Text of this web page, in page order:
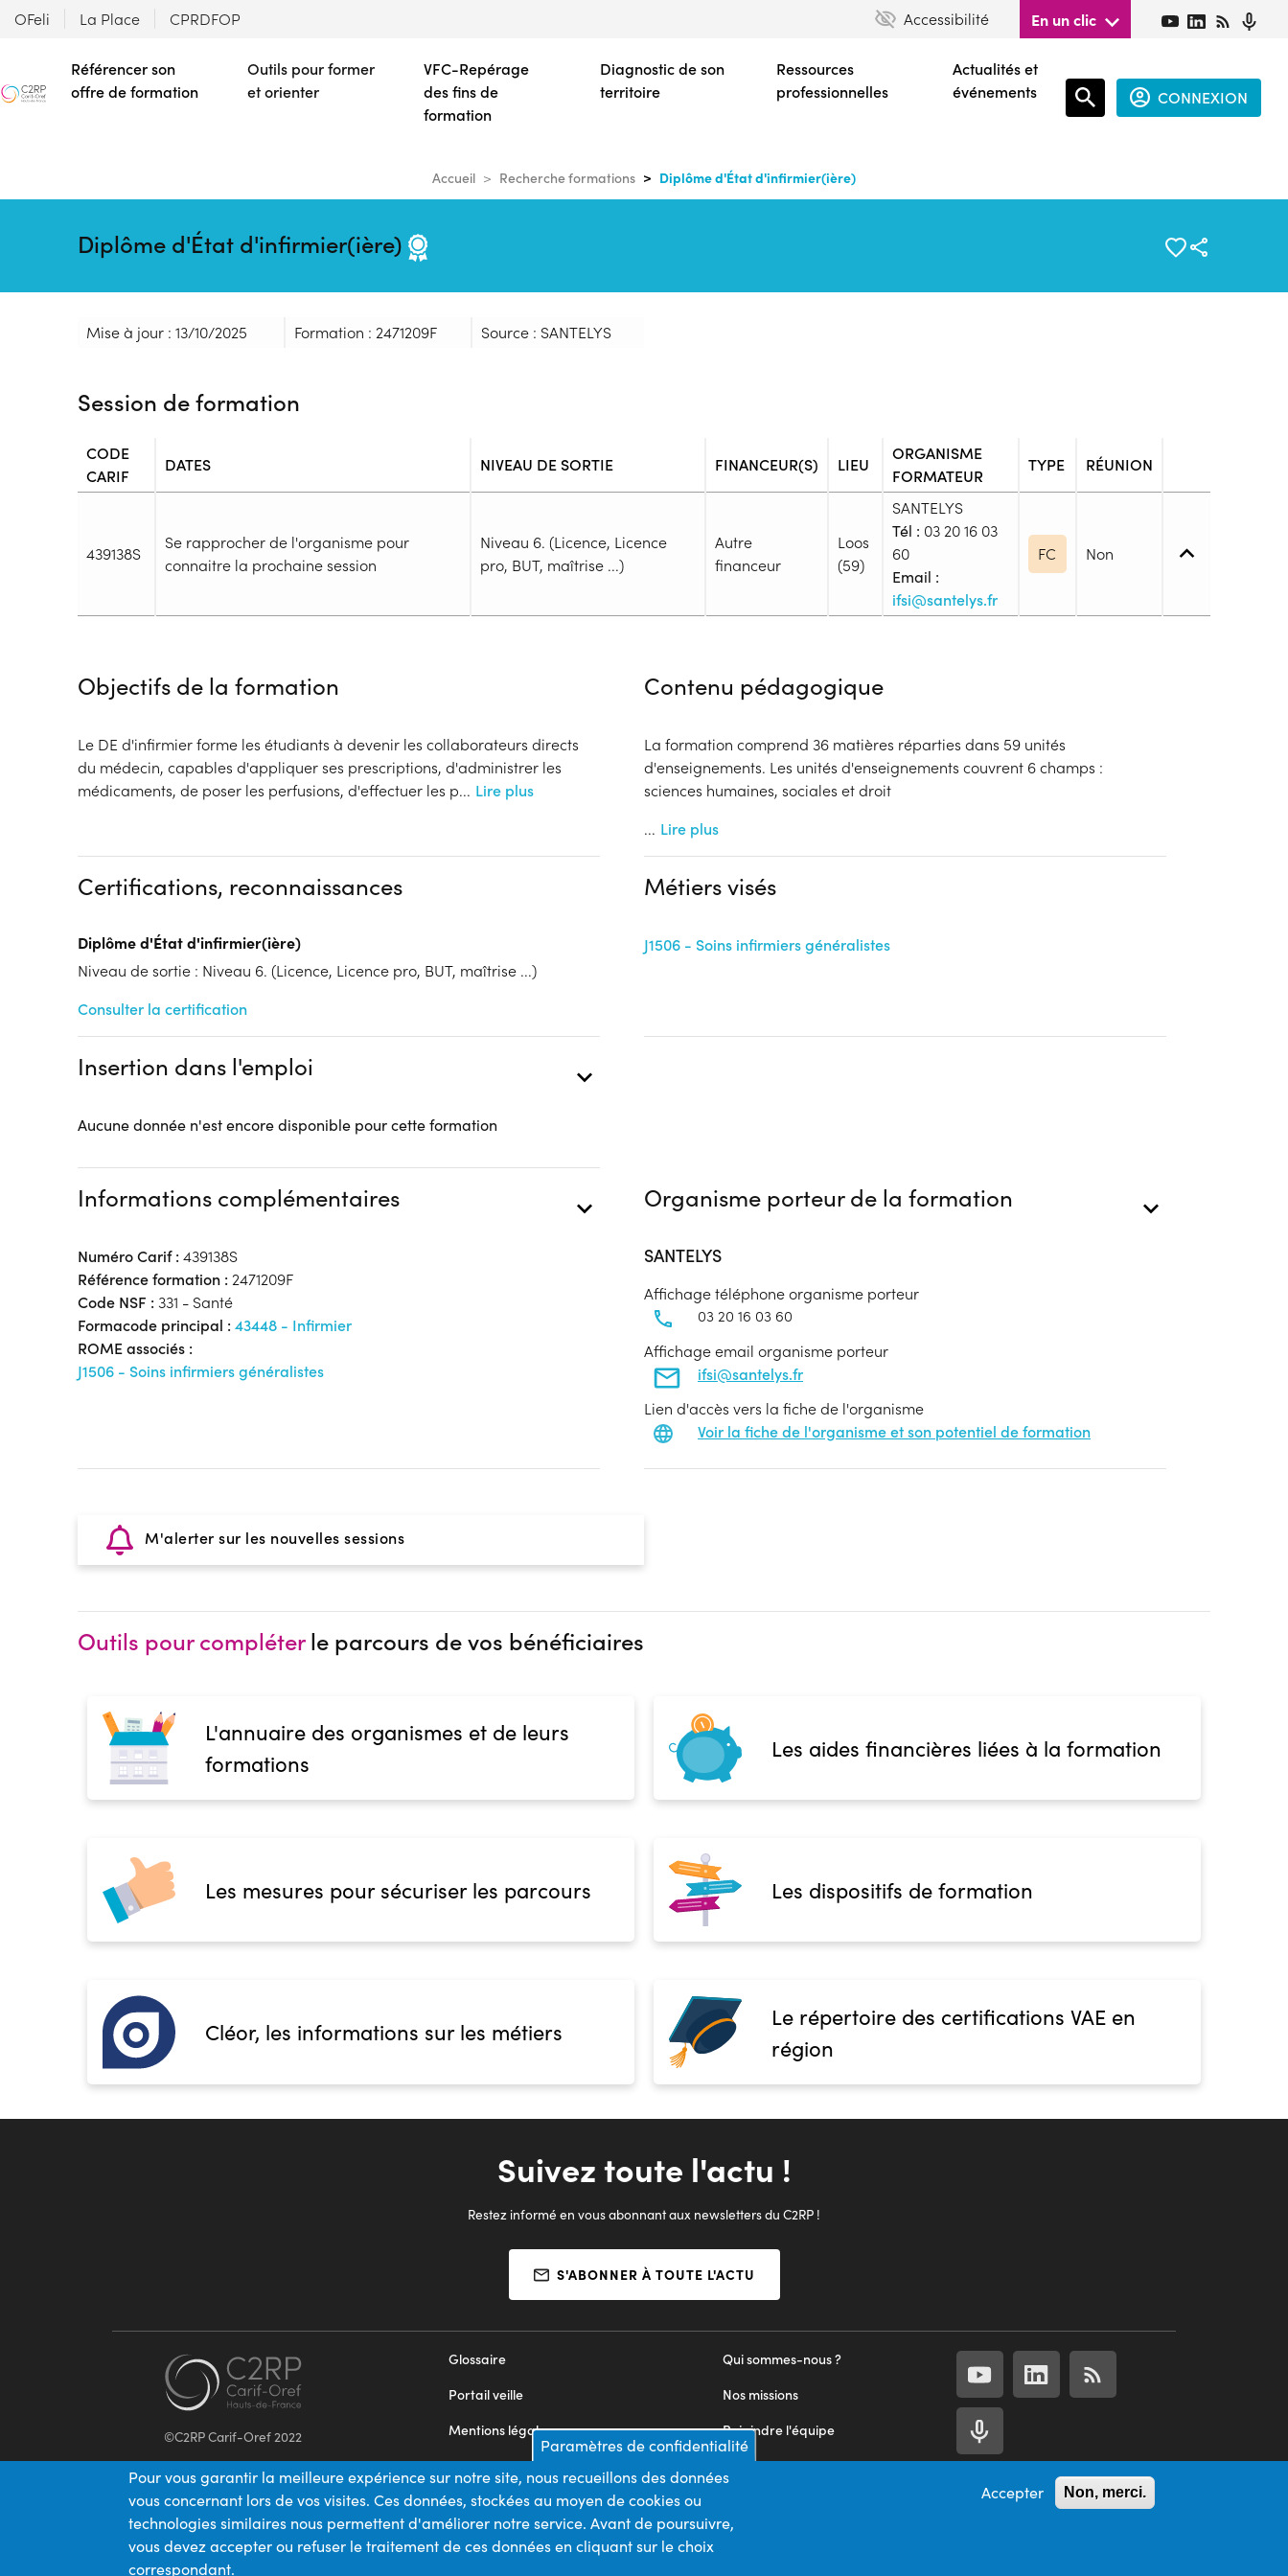
contenu
principal
OFeli La Place CPRDFOP Accessibilité En un clic
Référencer son
offre de formation
Outils pour former
et orienter
VFC-Repérage
des fins de
formation
Diagnostic de son
territoire
Ressources
professionnelles
Actualités et
événements
CONNEXION
Accueil Recherche formations Diplôme d'État d'infirmier(ière)
Diplôme d'État d'infirmier(ière)
Mise à jour : 13/10/2025 Formation : 2471209F Source : SANTELYS
Session de formation
CODE
CARIF
DATES NIVEAU DE SORTIE FINANCEUR(S) LIEU
ORGANISME
FORMATEUR
TYPE RÉUNION
439138S
Se rapprocher de l'organisme pour
connaitre la prochaine session
Niveau 6. (Licence, Licence
pro, BUT, maîtrise ...)
Autre
financeur
Loos
(59)
SANTELYS
Tél : 03 20 16 03
60
Email :
ifsi@santelys.fr
FC Non
Durée en centre :2100h
Rythme :
Temps plein
Type de parcours :Parcours collectif
Modalités d'enseignement :
Lieu de formation
351 Rue Ambroise Paré
Parc Eurasanté
Accès handicap :Pas d'accès handicap
Restauration :Pas de restauration
Prérequis :
En recherche d'emploi, Tout public
Réunions d'informations
Aucune information
Complément d'information
Aucune information
Objectifs de la formation
Le DE d'infirmier forme les étudiants à devenir les collaborateurs directs
du médecin, capables d'appliquer ses prescriptions, d'administrer les
médicaments, de poser les perfusions, d'effectuer les p... Lire plus
Contenu pédagogique
La formation comprend 36 matières réparties dans 59 unités
d'enseignements. Les unités d'enseignements couvrent 6 champs :
sciences humaines, sociales et droit
... Lire plus
Certifications, reconnaissances
Diplôme d'État d'infirmier(ière)
Niveau de sortie : Niveau 6. (Licence, Licence pro, BUT, maîtrise ...)
Consulter la certification
Métiers visés
J1506 - Soins infirmiers généralistes
Insertion dans l'emploi
Aucune donnée n'est encore disponible pour cette formation
Informations complémentaires
Numéro Carif : 439138S
Référence formation : 2471209F
Code NSF : 331 - Santé
Formacode principal : 43448 - Infirmier
ROME associés :
J1506 - Soins infirmiers généralistes
Organisme porteur de la formation
SANTELYS
Affichage téléphone organisme porteur
03 20 16 03 60
Affichage email organisme porteur
ifsi@santelys.fr
Lien d'accès vers la fiche de l'organisme
Voir la fiche de l'organisme et son potentiel de formation
M'alerter sur les nouvelles sessions
Outils pour compléterle parcours de vos bénéficiaires
L'annuaire des organismes et de leurs
formations
Les aides financières liées à la formation
Les mesures pour sécuriser les parcours Les dispositifs de formation
Cléor, les informations sur les métiers
Le répertoire des certifications VAE en
région
Suivez toute l'actu !
Restez informé en vous abonnant aux newsletters du C2RP !
S'ABONNER À TOUTE L'ACTU
©C2RP Carif-Oref 2022
Qui sommes-nous ?
Nos missions
Rejoindre l'équipe
Nous contacter
Glossaire
Portail veille
Mentions légales
Appels d'offres
Plan du site
Paramètres de confidentialité
Pour vous garantir la meilleure expérience sur notre site, nous recueillons des données
vous concernant lors de vos visites. Ces données, stockées au moyen de cookies ou
technologies similaires nous permettent d'améliorer notre service. Avant de poursuivre,
vous devez accepter ou refuser le traitement de ces données en cliquant sur le choix
correspondant.
Accepter Non, merci.